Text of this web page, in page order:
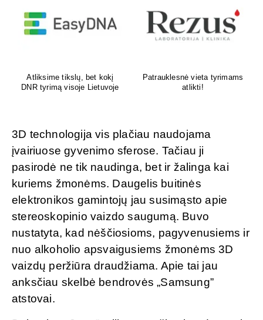
Venų ligų diagnostika,
lazerinis ir chirurginis
Psichoterapeutas
M.G.Maksimalietis
3D technologija vis plačiau naudojama
įvairiuose gyvenimo sferose. Tačiau ji
pasirodė ne tik naudinga, bet ir žalinga kai
kuriems žmonėms. Daugelis buitinės
elektronikos gamintojų jau susimąsto apie
stereoskopinio vaizdo saugumą. Buvo
nustatyta, kad nėščiosioms, pagyvenusiems ir
nuo alkoholio apsvaigusiems žmonėms 3D
vaizdų peržiūra draudžiama. Apie tai jau
anksčiau skelbė bendrovės „Samsung”
atstovai.